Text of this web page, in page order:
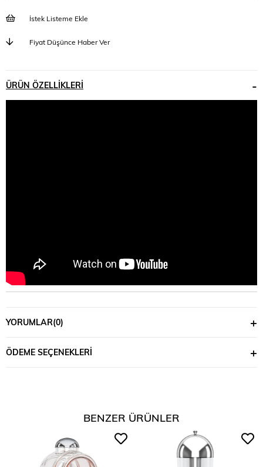
İstek Listeme Ekle
Fiyat Düşünce Haber Ver
ÜRÜN ÖZELLIKLERI
YORUMLAR(0)
ÖDEME SEÇENEKLERI
BENZER ÜRÜNLER